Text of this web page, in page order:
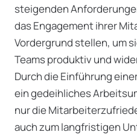
steigenden
das Engagement ihrer
Vordergrund stellen, um
Teams produktiv und
Durch die Einführung
ein gedeihliches
nur die
auch zum langfristigen